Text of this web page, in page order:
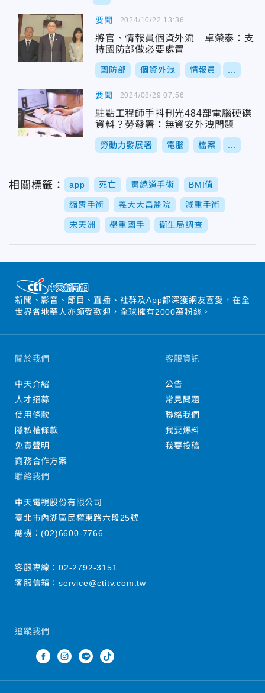
要聞
將官、情報員個資外流 卓榮泰：支
持國防部做必要處置
國防部 個資外洩 情報員
2024/10/22 13:36
要聞
駐點工程師手抖刪光484部電腦硬碟
資料？勞發署：無資安外洩問題
勞動力發展署 電腦 檔案
2024/08/29 07:56
相關標籤： app 死亡 胃繞道手術 BMI值
縮胃手術 義大大昌醫院 減重手術
宋天洲 舉重國手 衛生局調查
新聞、影音、節目、直播、社群及App都深獲網友喜愛，在全
世界各地華人亦頗受歡迎，全球擁有2000萬粉絲。
追蹤我們
關於我們
中天介紹
人才招募
使用條款
隱私權條款
免責聲明
商務合作方案
客服資訊
公告
常見問題
聯絡我們
我要爆料
我要投稿
聯絡我們
中天電視股份有限公司
臺北市內湖區民權東路六段25號
總機：(02)6600-7766
客服專線： 02-2792-3151
客服信箱： service@ctitv.com.tw